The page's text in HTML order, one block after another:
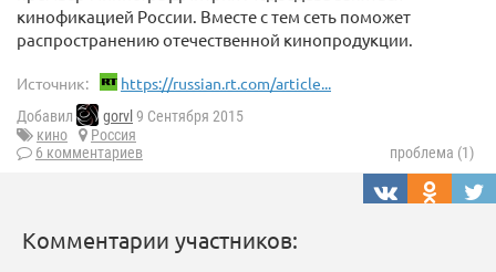
кинофикацией России. Вместе с тем сеть поможет
распространению отечественной кинопродукции.
Источник: https://russian.rt.com/article...
Добавил gorvl 9 Сентября 2015
кино
Россия
6 комментариев
проблема (1)
Комментарии участников: